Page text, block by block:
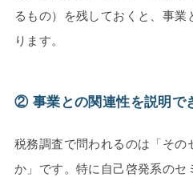
るもの）を残しておくと、事業
ります。
② 事業との関連性を説明で
税務調査で問われるのは「その
か」です。特に自己啓発系のセ